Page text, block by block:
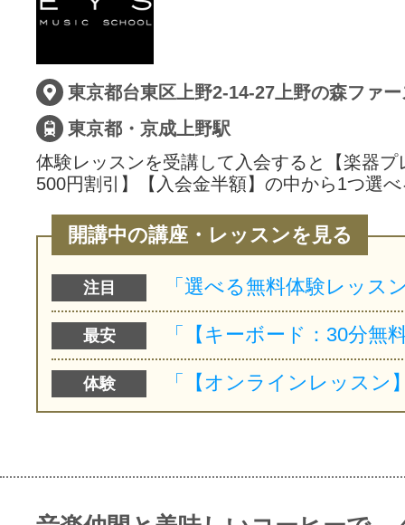
サイトマッ
東京都台東区上野2-14-27上野の森ファ
東京都・京成上野駅
体験レッスンを受講して入会すると【楽器プ
500円割引】【入会金半額】の中から1つ選
開講中の講座・レッスンを見る
注目
最安
体験